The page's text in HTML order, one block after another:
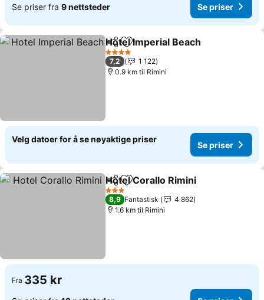
Se priser fra 9 nettsteder Se priser
Del Legg til i favoritter
Hotel Imperial Beach
4 Stjerner
7,2
1 122
0.9 km til Rimini
Velg datoer for å se nøyaktige priser
Se priser
Del Legg til i favoritter
Hotel Corallo Rimini
3 Stjerner
8,9 Fantastisk
4 862
1.6 km til Rimini
Fra 335 kr